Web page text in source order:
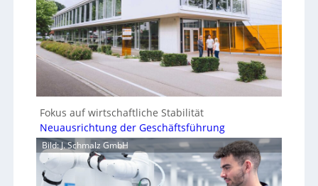
Fokus auf wirtschaftliche Stabilität
Neuausrichtung der Geschäftsführung
Bild: J. Schmalz GmbH